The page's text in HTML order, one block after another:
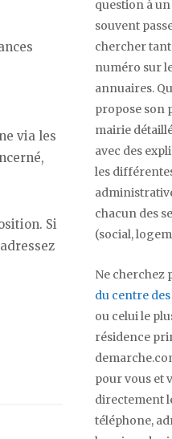
via les
Si
question à
souvent
chercher
numéro sur
annuaires.
propose son
mairie
avec des
les
chacun des
(social,
Ne cherchez
du centre
ou celui le
résidence
pour vous et
directement
téléphone,